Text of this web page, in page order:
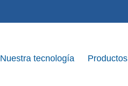
Nuestra tecnología Productos